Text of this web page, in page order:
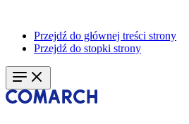
Przejdź do głównej treści strony
Przejdź do stopki strony